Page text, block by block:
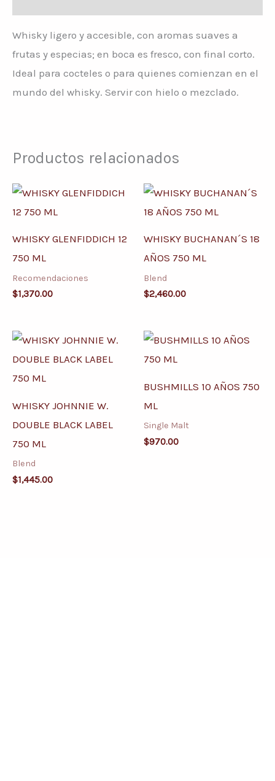
Whisky ligero y accesible, con aromas suaves a
frutas y especias; en boca es fresco, con final corto.
Ideal para cocteles o para quienes comienzan en el
mundo del whisky. Servir con hielo o mezclado.
Productos relacionados
WHISKY GLENFIDDICH 12
750 ML
Recomendaciones
$1,370.00
WHISKY BUCHANAN´S 18
AÑOS 750 ML
Blend
$2,460.00
WHISKY JOHNNIE W.
DOUBLE BLACK LABEL
750 ML
Blend
$1,445.00
BUSHMILLS 10 AÑOS 750
ML
Single Malt
$970.00